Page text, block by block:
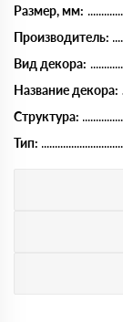
Размер, мм:
Производитель:
Вид декора:
Название декора:
Структура:
Тип: